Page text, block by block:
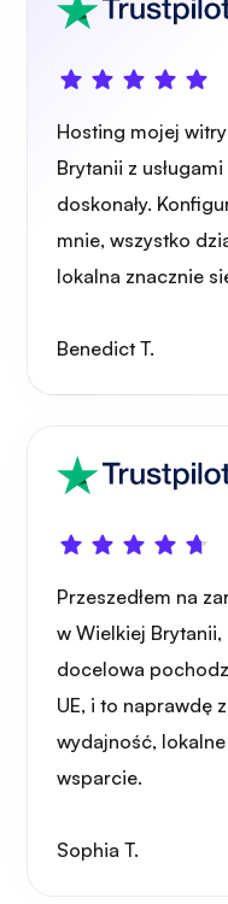
Hosting mojej
Brytanii z
doskonały.
mnie, wszystko
lokalna znacznie
Benedict T.
Przeszedłem na
w Wielkiej
docelowa
UE, i to naprawdę
wydajność,
wsparcie.
Sophia T.